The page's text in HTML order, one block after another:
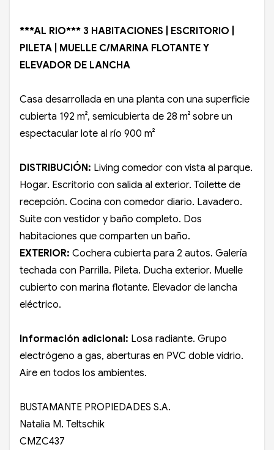
***AL RIO*** 3 HABITACIONES | ESCRITORIO |
PILETA | MUELLE C/MARINA FLOTANTE Y
ELEVADOR DE LANCHA
Casa desarrollada en una planta con una superficie
cubierta 192 m², semicubierta de 28 m² sobre un
espectacular lote al río 900 m²
DISTRIBUCIÓN: Living comedor con vista al parque.
Hogar. Escritorio con salida al exterior. Toilette de
recepción. Cocina con comedor diario. Lavadero.
Suite con vestidor y baño completo. Dos
habitaciones que comparten un baño.
EXTERIOR: Cochera cubierta para 2 autos. Galería
techada con Parrilla. Pileta. Ducha exterior. Muelle
cubierto con marina flotante. Elevador de lancha
eléctrico.
Información adicional: Losa radiante. Grupo
electrógeno a gas, aberturas en PVC doble vidrio.
Aire en todos los ambientes.
BUSTAMANTE PROPIEDADES S.A.
Natalia M. Teltschik
CMZC437